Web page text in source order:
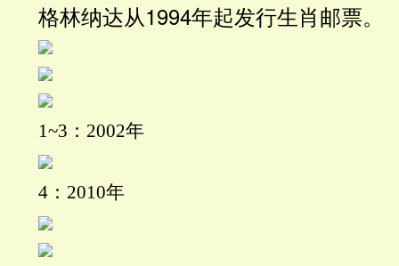
格林纳达从1994年起发行生肖邮票。
1~3：2002年
4：2010年